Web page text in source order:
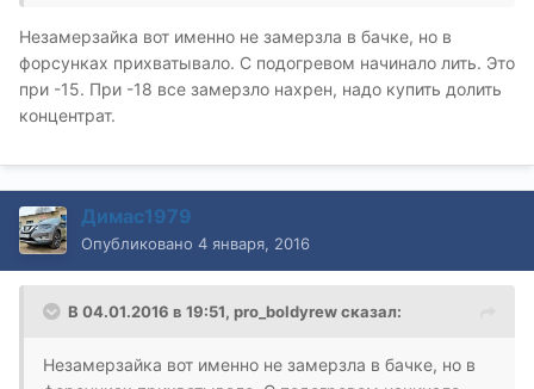
Незамерзайка вот именно не замерзла в бачке, но в
форсунках прихватывало. С подогревом начинало лить. Это
при -15. При -18 все замерзло нахрен, надо купить долить
концентрат.
Димас1979
Опубликовано 4 января, 2016
В 04.01.2016 в 19:51, pro_boldyrew сказал:
Незамерзайка вот именно не замерзла в бачке, но в